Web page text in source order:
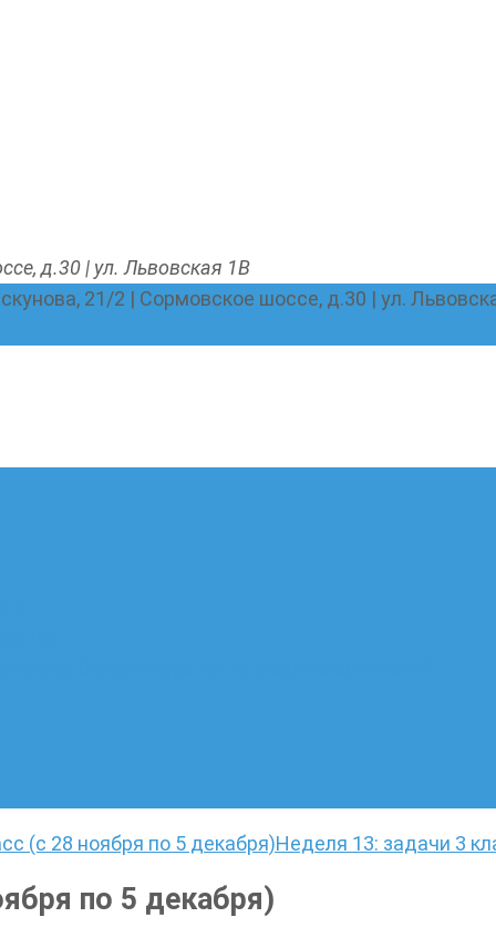
д.30 | ул. Львовская 1В
21/2 | Сормовское шоссе, д.30 | ул.
(с 28 ноября по 5 декабря)Неделя 13: задачи 3
по 5 декабря)